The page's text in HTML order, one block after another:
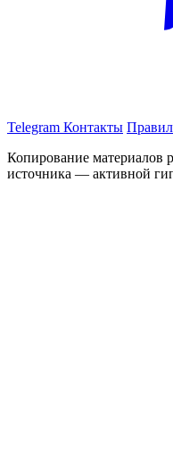
Telegram Контакты
Копирование материалов
источника — активной